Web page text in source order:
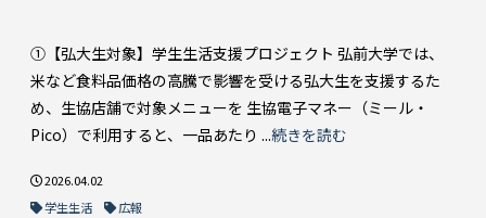
①【弘大生対象】学生生活支援プロジェクト 弘前大学では、
米など食料品価格の高騰で影響を受ける弘大生を支援するた
め、生協店舗で対象メニューを 生協電子マネー（ミール・
Pico）で利用すると、一品あたり ...続きを読む
2026.04.02
学生生活
広報